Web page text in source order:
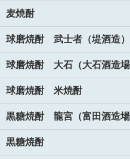
麦焼酎
球磨焼酎 武士者（堤酒造）
球磨焼酎 大石（大石酒造場
球磨焼酎 米焼酎
黒糖焼酎 龍宮（富田酒造場
黒糖焼酎